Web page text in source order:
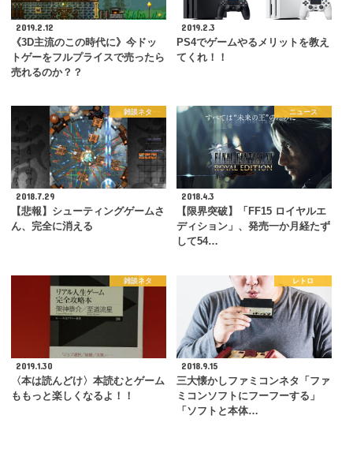
2019.2.12
《3D主流のこの時代に》今ドッ
トゲーをフルプライスで売ったら
売れるのか？？
2019.2.3
PS4でゲームやるメリットを教え
てくれ！！
雑談ネタ
2018.7.29
【悲報】シューティングゲームさ
ん、完全に消える
ニュース
2018.4.3
【限界突破】「FF15 ロイヤルエ
ディション」、発売一か月経たず
して54…
雑談ネタ
2019.1.30
〈本は読んどけ〉本読むとゲーム
ももっと楽しくなるよ！！
レトロ
2018.9.15
三大懐かしファミコンネタ「ファ
ミコンソフトにフーフーする」
「ソフトと本体…